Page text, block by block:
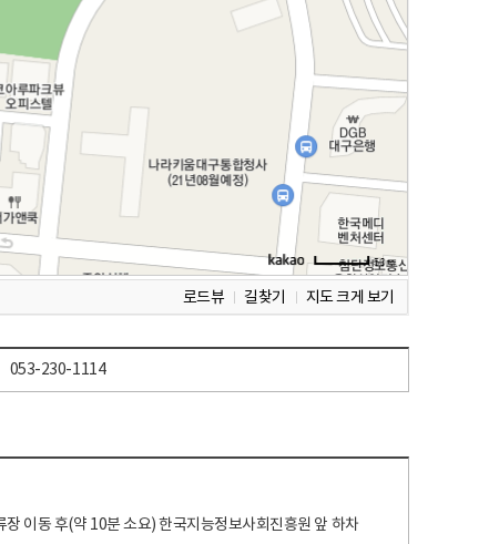
로드뷰 길찾기 지도 크게 보기
053-230-1114
이동 후(약 10분 소요) 한국지능정보사회진흥원 앞 하차